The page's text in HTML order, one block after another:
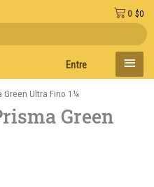
Entregas en el día en
$0
0
MENÚ
Green Ultra Fino 1¼
Green